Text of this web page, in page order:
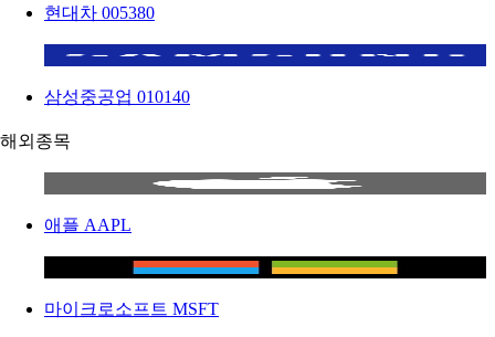
현대차 005380
삼성중공업 010140
해외종목
애플 AAPL
마이크로소프트 MSFT